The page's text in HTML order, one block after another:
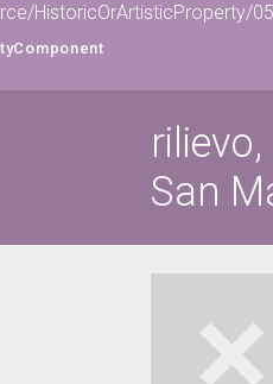
HistoricOrArtisticProperty/
San